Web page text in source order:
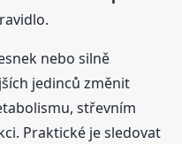
nebo silně
jedinců změnit
střevním
Praktické je sledovat